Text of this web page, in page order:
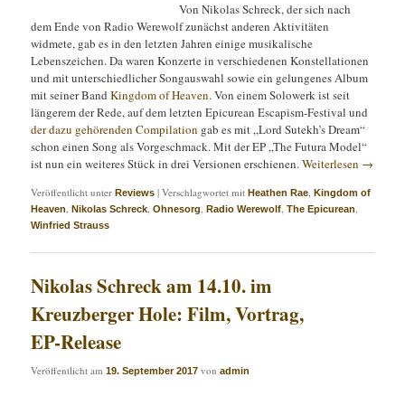
Von Nikolas Schreck, der sich nach
dem Ende von Radio Werewolf zunächst anderen Aktivitäten
widmete, gab es in den letzten Jahren einige musikalische
Lebenszeichen. Da waren Konzerte in verschiedenen Konstellationen
und mit unterschiedlicher Songauswahl sowie ein gelungenes Album
mit seiner BandKingdom of Heaven. Von einem Solowerk ist seit
längerem der Rede, auf dem letzten Epicurean Escapism-Festival und
der dazu gehörenden Compilation gab es mit „Lord Sutekh’s Dream“
schon einen Song als Vorgeschmack. Mit der EP „The Futura Model“
ist nun ein weiteres Stück in drei Versionen erschienen.Weiterlesen →
Veröffentlicht unter Reviews |Verschlagwortet mit Heathen Rae,Kingdom of
Heaven,Nikolas Schreck,Ohnesorg,Radio Werewolf,The Epicurean,
Winfried Strauss
Nikolas Schreck am 14.10. im
Kreuzberger Hole: Film, Vortrag,
EP-Release
Veröffentlicht am19. September 2017 vonadmin